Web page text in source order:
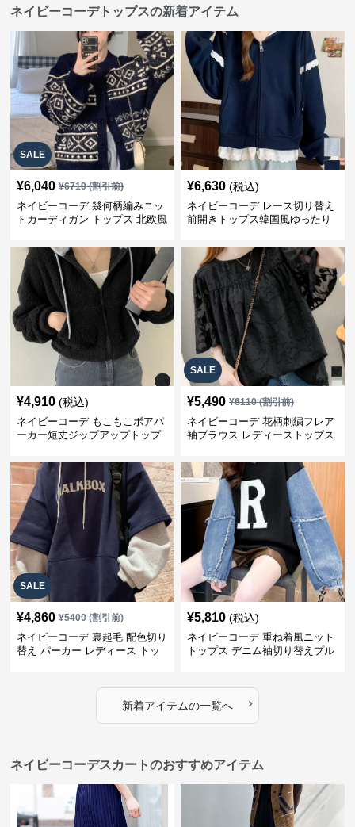
ネイビーコーデトップスの新着アイテム
SALE
¥6,040 ¥6710(割引前)
ネイビーコーデ 幾何柄編みニッ
トカーディガン トップス 北欧風
¥6,630 (税込)
ネイビーコーデ レース切り替え
前開きトップス韓国風ゆったり
¥4,910 (税込)
ネイビーコーデ もこもこボアパ
ーカー短丈ジップアップトップ
SALE
¥5,490 ¥6110(割引前)
ネイビーコーデ 花柄刺繍フレア
袖ブラウス レディーストップス
SALE
¥4,860 ¥5400(割引前)
ネイビーコーデ 裏起毛 配色切り
替え パーカー レディース トッ
¥5,810 (税込)
ネイビーコーデ 重ね着風ニット
トップス デニム袖切り替えプル
新着アイテムの一覧へ ›
ネイビーコーデスカートのおすすめアイテム